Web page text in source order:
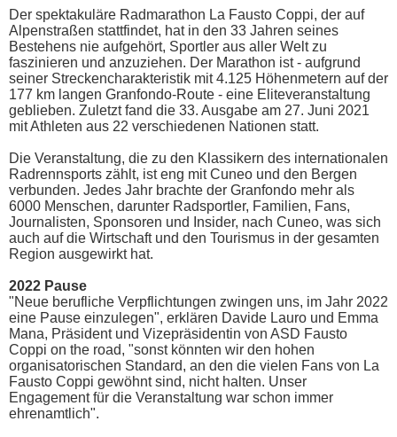
Der spektakuläre Radmarathon La Fausto Coppi, der auf
Alpenstraßen stattfindet, hat in den 33 Jahren seines
Bestehens nie aufgehört, Sportler aus aller Welt zu
faszinieren und anzuziehen. Der Marathon ist - aufgrund
seiner Streckencharakteristik mit 4.125 Höhenmetern auf der
177 km langen Granfondo-Route - eine Eliteveranstaltung
geblieben. Zuletzt fand die 33. Ausgabe am 27. Juni 2021
mit Athleten aus 22 verschiedenen Nationen statt.
Die Veranstaltung, die zu den Klassikern des internationalen
Radrennsports zählt, ist eng mit Cuneo und den Bergen
verbunden. Jedes Jahr brachte der Granfondo mehr als
6000 Menschen, darunter Radsportler, Familien, Fans,
Journalisten, Sponsoren und Insider, nach Cuneo, was sich
auch auf die Wirtschaft und den Tourismus in der gesamten
Region ausgewirkt hat.
2022 Pause
"Neue berufliche Verpflichtungen zwingen uns, im Jahr 2022
eine Pause einzulegen", erklären Davide Lauro und Emma
Mana, Präsident und Vizepräsidentin von ASD Fausto
Coppi on the road, "sonst könnten wir den hohen
organisatorischen Standard, an den die vielen Fans von La
Fausto Coppi gewöhnt sind, nicht halten. Unser
Engagement für die Veranstaltung war schon immer
ehrenamtlich".